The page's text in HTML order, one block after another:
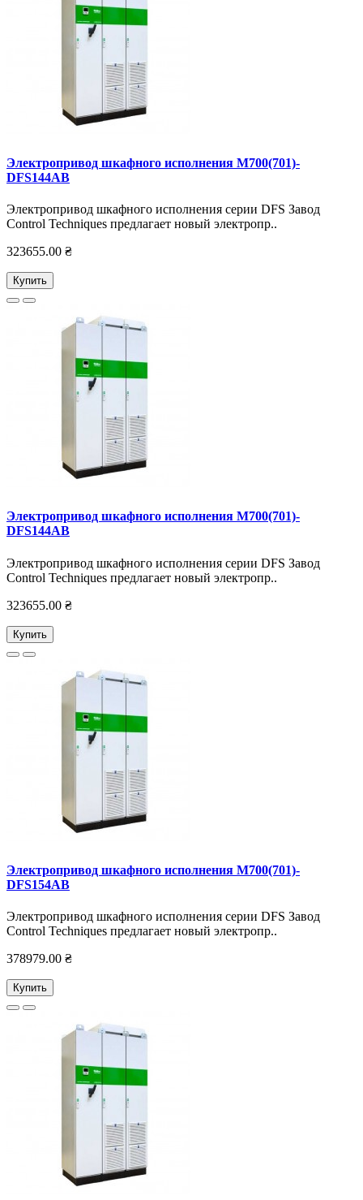
Электропривод шкафного исполнения M700(701)-
DFS144AB
Электропривод шкафного исполнения серии DFS Завод
Control Techniques предлагает новый электропр..
323655.00 ₴
Купить
Электропривод шкафного исполнения M700(701)-
DFS144AB
Электропривод шкафного исполнения серии DFS Завод
Control Techniques предлагает новый электропр..
323655.00 ₴
Купить
Электропривод шкафного исполнения M700(701)-
DFS154AB
Электропривод шкафного исполнения серии DFS Завод
Control Techniques предлагает новый электропр..
378979.00 ₴
Купить